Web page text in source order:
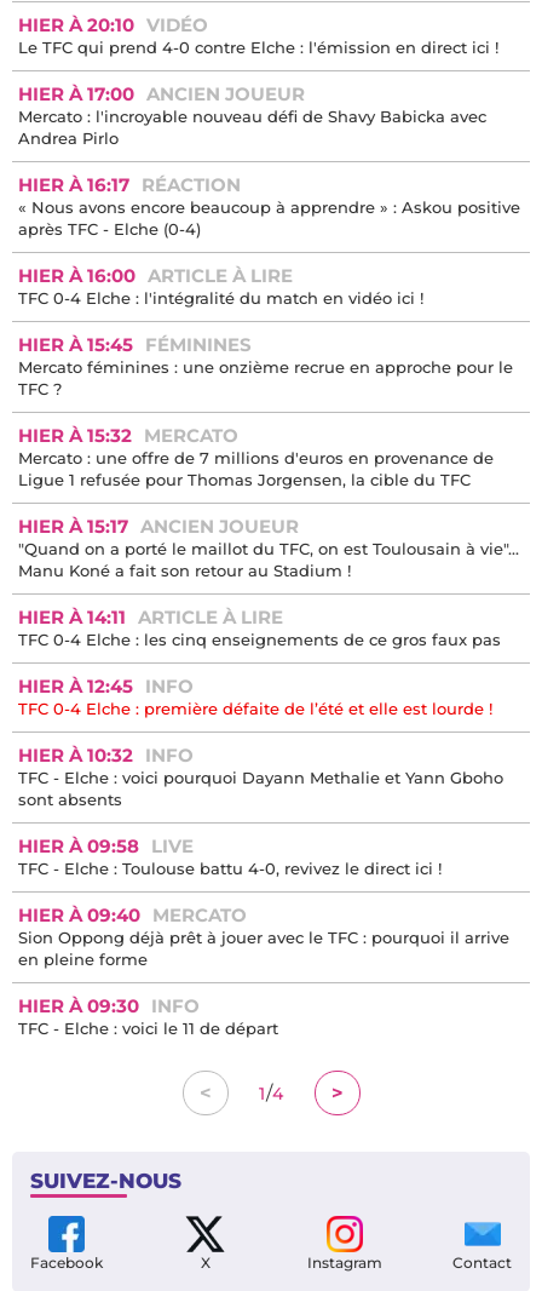
HIER À 20:10 VIDÉO
Le TFC qui prend 4-0 contre Elche : l'émission en direct ici !
HIER À 17:00 ANCIEN JOUEUR
Mercato : l'incroyable nouveau défi de Shavy Babicka avec
Andrea Pirlo
HIER À 16:17 RÉACTION
« Nous avons encore beaucoup à apprendre » : Askou positive
après TFC - Elche (0-4)
HIER À 16:00 ARTICLE À LIRE
TFC 0-4 Elche : l'intégralité du match en vidéo ici !
HIER À 15:45 FÉMININES
Mercato féminines : une onzième recrue en approche pour le
TFC ?
HIER À 15:32 MERCATO
Mercato : une offre de 7 millions d'euros en provenance de
Ligue 1 refusée pour Thomas Jorgensen, la cible du TFC
HIER À 15:17 ANCIEN JOUEUR
"Quand on a porté le maillot du TFC, on est Toulousain à vie"...
Manu Koné a fait son retour au Stadium !
HIER À 14:11 ARTICLE À LIRE
TFC 0-4 Elche : les cinq enseignements de ce gros faux pas
HIER À 12:45 INFO
TFC 0-4 Elche : première défaite de l’été et elle est lourde !
HIER À 10:32 INFO
TFC - Elche : voici pourquoi Dayann Methalie et Yann Gboho
sont absents
HIER À 09:58 LIVE
TFC - Elche : Toulouse battu 4-0, revivez le direct ici !
HIER À 09:40 MERCATO
Sion Oppong déjà prêt à jouer avec le TFC : pourquoi il arrive
en pleine forme
HIER À 09:30 INFO
TFC - Elche : voici le 11 de départ
< 1/4 >
SUIVEZ-NOUS
Facebook X Instagram Contact